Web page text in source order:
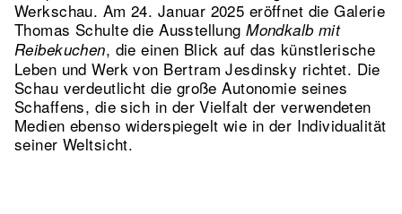
Werkschau. Am 24. Januar 2025 eröffnet die Galerie
Thomas Schulte die AusstellungMondkalb mit
Reibekuchen, die einen Blick auf das künstlerische
Leben und Werk von Bertram Jesdinsky richtet. Die
Schau verdeutlicht die große Autonomie seines
Schaffens, die sich in der Vielfalt der verwendeten
Medien ebenso widerspiegelt wie in der Individualität
seiner Weltsicht.